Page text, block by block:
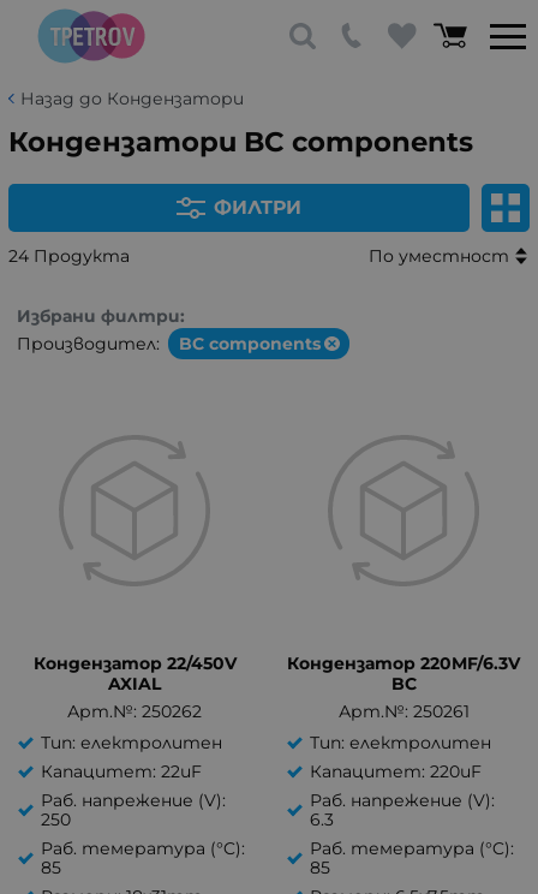
Назад до Кондензатори
Кондензатори BC components
ФИЛТРИ
24 Продукта По уместност
Избрани филтри:
Производител:
BC components
Кондензатор 22/450V
AXIAL
Арт.№: 250262
Тип: електролитен
Капацитет: 22uF
Раб. напрежение (V):
250
Раб. темература (°C):
85
Кондензатор 220MF/6.3V
BC
Арт.№: 250261
Тип: електролитен
Капацитет: 220uF
Раб. напрежение (V):
6.3
Раб. темература (°C):
85